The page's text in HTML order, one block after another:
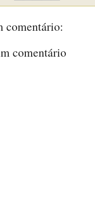
comentário:
comentário